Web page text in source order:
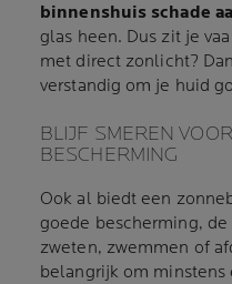
binnenshuis schade
glas heen. Dus zit je
met direct zonlicht?
verstandig om je huid
BLIJF SMEREN
BESCHERMING
Ook al biedt een
goede bescherming,
zweten, zwemmen of
belangrijk om